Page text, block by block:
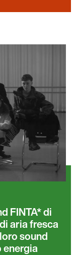
FINTA* di
aria fresca
sound
energia